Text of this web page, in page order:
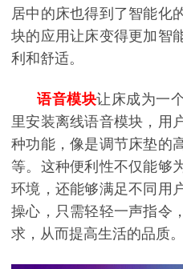
居中的床也得到了智能化
块的应用让床变得更加智
利和舒适。
语音模块让床成为一
里安装离线语音模块，用
种功能，像是调节床垫的
等。这种便利性不仅能够
环境，还能够满足不同用
操心，只需轻轻一声指令
求，从而提高生活的品质。